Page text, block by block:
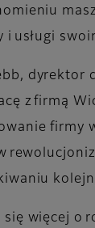
i usługi
dyrektor
z firmą
firmy
się więcej o